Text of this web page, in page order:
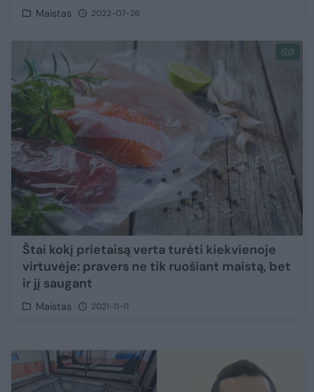
Maistas 2022-07-26
3
Štai kokį prietaisą verta turėti kiekvienoje
virtuvėje: pravers ne tik ruošiant maistą, bet
ir jį saugant
Maistas 2021-11-11